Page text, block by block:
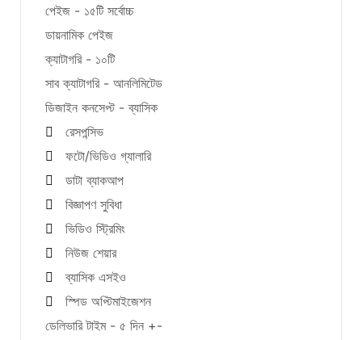
পেইজ - ১৫টি সর্বোচ্চ
ডায়নামিক পেইজ
ক্যাটাগরি - ১০টি
সাব ক্যাটাগরি - আনলিমিটেড
ডিজাইন কনসেপ্ট - ব্যাসিক
রেসপন্সিভ
ফটো/ভিডিও গ্যালারি
ডাটা ব্যাকআপ
বিজ্ঞাপণ সুবিধা
ভিডিও স্ট্রিমিং
নিউজ শেয়ার
ব্যাসিক এসইও
স্পিড অপ্টিমাইজেশন
ডেলিভারি টাইম - ৫ দিন +-